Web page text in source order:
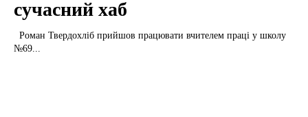
сучасний хаб
№69...